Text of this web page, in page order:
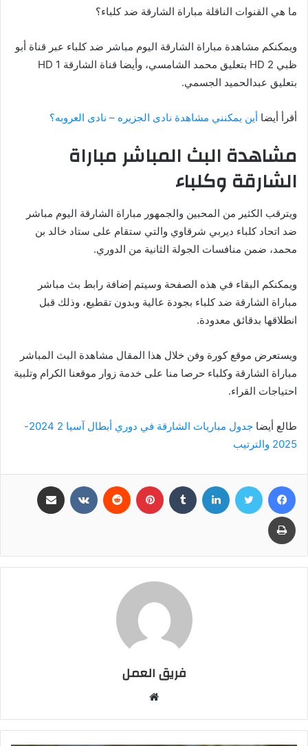
ما هي القنوات الناقلة مباراة الشارقة ضد كلباء؟
ويمكنكم مشاهدة مباراة الشارقة اليوم مباشر ضد كلباء عبر قناة أبو
ظبي HD 2 بتعليق محمد الشامسي، وأيضا قناة الشارقة HD 1
بتعليق عبدالحميد الجسمي.
أقرأ أيضا أين يمكنني مشاهدة ‎نادى الجزيره – نادى العروبه؟
مشاهدة البث المباشر مباراة
الشارقة وكلباء
ويترقب الكثير من المحبين والجمهور مباراة الشارقة اليوم مباشر
ضد اتحاد كلباء ديربي شرقاوي والتي ستقام على ستاد خالد بن
محمد، ضمن منافسات الجولة الثانية من الدوري.
ويمكنكم البقاء في هذه الصفحة وسيتم إضافة رابط بث مباشر
مباراة الشارقة ضد كلباء بجودة عالية وبدون تقطيع، وذلك قبل
انطلاقها بدقائق معدودة.
ويستعرض موقع كورة وفن خلال هذا المقال مشاهدة ‎البث المباشر
مباراة الشارقة وكلباء حرصا منا على خدمة زوار موقعنا الكرام وتلبية
احتياجات القراء.
طالع أيضا
جدول مباريات الشارقة في دوري أبطال آسيا 2 2024-
2025 والترتيب
فيسبوك تويتر لينكدإن بينتيريست
طباعة
فريق العمل